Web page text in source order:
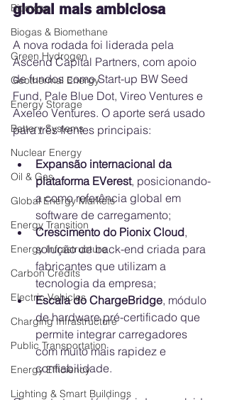
Biomass
Biogas & Biomethane
Green Hydrogen
Geothermal Energy
Energy Storage
Battery Systems
Nuclear Energy
Oil & Gas
Global Energy Markets
Energy Transition
Energy Infrastructure
Carbon Credits
Electric Vehicles
Charging Infrastructure
Public Transportation
Energy Efficiency
Lighting & Smart Buildings
global mais ambiciosa
A nova rodada foi liderada pela
Ascend Capital Partners, com apoio
de fundos como Start-up BW Seed
Fund, Pale Blue Dot, Vireo Ventures e
Axeleo Ventures. O aporte será usado
para três frentes principais:
Expansão internacional da
plataforma EVerest, posicionando-
a como referência global em
software de carregamento;
Crescimento do Pionix Cloud,
solução de back-end criada para
fabricantes que utilizam a
tecnologia da empresa;
Escala do ChargeBridge, módulo
de hardware pré-certificado que
permite integrar carregadores
com muito mais rapidez e
confiabilidade.